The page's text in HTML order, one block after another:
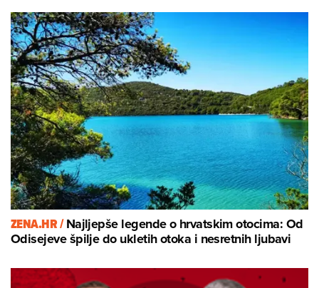
ZENA.HR /Najljepše legende o hrvatskim otocima: Od
Odisejeve špilje do ukletih otoka i nesretnih ljubavi